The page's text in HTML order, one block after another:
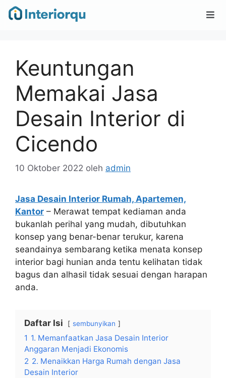
Keuntungan
Memakai Jasa
Desain Interior di
Cicendo
10 Oktober 2022 oleh admin
Jasa Desain Interior Rumah, Apartemen,
Kantor – Merawat tempat kediaman anda
bukanlah perihal yang mudah, dibutuhkan
konsep yang benar-benar terukur, karena
seandainya sembarang ketika menata konsep
interior bagi hunian anda tentu kelihatan tidak
bagus dan alhasil tidak sesuai dengan harapan
anda.
Daftar Isi sembunyikan
1 1. Memanfaatkan Jasa Desain Interior
Anggaran Menjadi Ekonomis
2 2. Menaikkan Harga Rumah dengan Jasa
Desain Interior